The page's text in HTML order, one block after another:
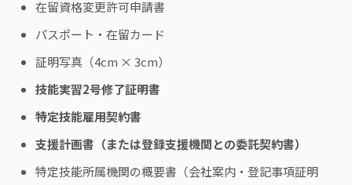
在留資格変更許可申請書
パスポート・在留カード
証明写真（4cm × 3cm）
技能実習2号修了証明書
特定技能雇用契約書
支援計画書（または登録支援機関との委託契約書）
特定技能所属機関の概要書（会社案内・登記事項証明